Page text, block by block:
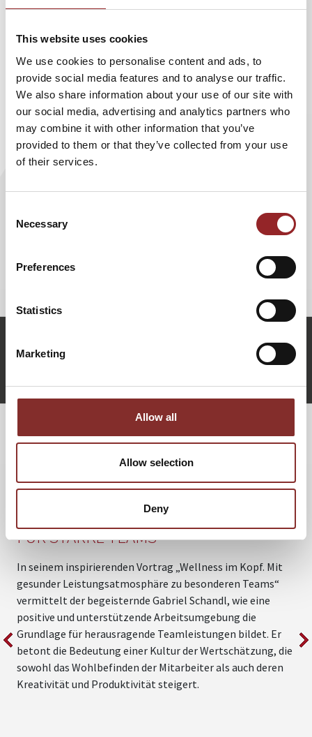
This website uses cookies
We use cookies to personalise content and ads, to
provide social media features and to analyse our traffic.
We also share information about your use of our site with
our social media, advertising and analytics partners who
may combine it with other information that you’ve
provided to them or that they’ve collected from your use
of their services.
Selection
Necessary
Preferences
Statistics
Marketing
Allow all
Allow selection
Deny
Der Kern des Vortrags ist eine kraftvolle Botschaft:
„Ich kann es.“
Ich kann mit KI arbeiten.
Ich kann neue Fähigkeiten entwickeln.
Ich kann Technologie aktiv für mich nutzen.
Der Nutzen für Unternehmen liegt klar auf der Hand:
weniger Angst, mehr Orientierung, höhere
Eigenverantwortung im Umgang mit technologischen
Gestaltungskraft.
Menschen darin, Zukunft nicht zu fürchten, sondern sie
WEITERE VORTRÄGE VON GABRIEL
SCHANDL
WELLNESS IM KOPF. NEUES DENKEN
FÜR STARKE TEAMS
In seinem inspirierenden Vortrag „Wellness im Kopf. Mit
gesunder Leistungsatmosphäre zu besonderen Teams“
vermittelt der begeisternde Gabriel Schandl, wie eine
positive und unterstützende Arbeitsumgebung die
Grundlage für herausragende Teamleistungen bildet. Er
betont die Bedeutung einer Kultur der Wertschätzung, die
sowohl das Wohlbefinden der Mitarbeiter als auch deren
Kreativität und Produktivität steigert.